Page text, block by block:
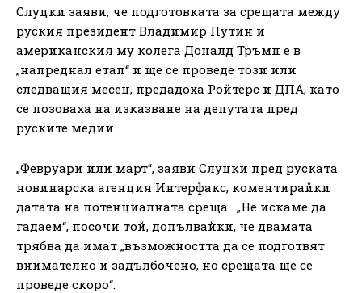
Слуцки заяви, че подготовката за срещата между
руския президент Владимир Путин и
американския му колега Доналд Тръмп е в
„напреднал етап“ и ще се проведе този или
следващия месец, предадоха Ройтерс и ДПА, като
се позоваха на изказване на депутата пред
руските медии.
„Февруари или март“, заяви Слуцки пред руската
новинарска агенция Интерфакс, коментирайки
датата на потенциалната среща. „Не искаме да
гадаем“, посочи той, допълвайки, че двамата
трябва да имат „възможността да се подготвят
внимателно и задълбочено, но срещата ще се
проведе скоро“.